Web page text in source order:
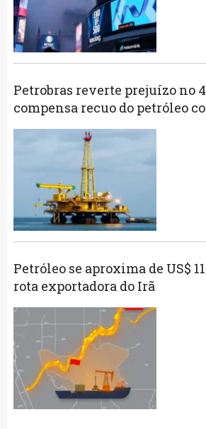
Petrobras reverte prejuízo no
compensa recuo do petróleo
Petróleo se aproxima de US$
rota exportadora do Irã